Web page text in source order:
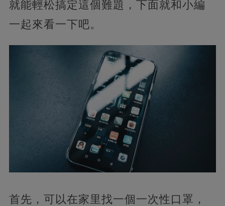
就能輕松搞定這個難題，下面就和小編
一起來看一下吧。
首先，可以在家里找一個一次性口罩，